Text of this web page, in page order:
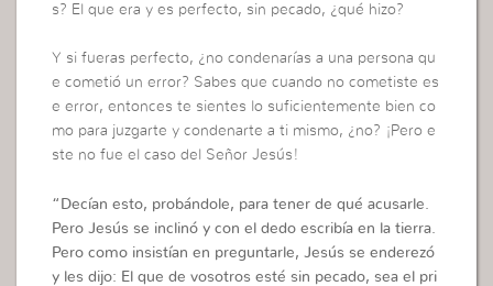
s? El que era y es perfecto, sin pecado, ¿qué hizo?
Y si fueras perfecto, ¿no condenarías a una persona qu
e cometió un error? Sabes que cuando no cometiste es
e error, entonces te sientes lo suficientemente bien co
mo para juzgarte y condenarte a ti mismo, ¿no? ¡Pero e
ste no fue el caso del Señor Jesús!
“Decían esto, probándole, para tener de qué acusarle.
Pero Jesús se inclinó y con el dedo escribía en la tierra.
Pero como insistían en preguntarle, Jesús se enderezó
y les dijo: El que de vosotros esté sin pecado, sea el pri